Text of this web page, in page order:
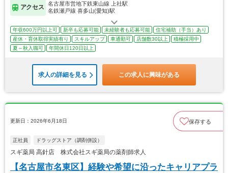
アクセス
名古屋市営地下鉄東山線 上社駅
名鉄瀬戸線 喜多山(愛知)駅
年収600万円以上可 新卒も応募可能 未経験者も応募可能
住宅補助（手当）あり
産休・育休取得実績有り
スキルアップ 車通勤可 店舗数30以上
積極採用中
夏～秋入職可
年間休日120日以上
求人の詳細を見る この求人に興味がある
更新日：2026年6月18日 保存する
正社員 ドラッグストア（調剤併設）
スギ薬局 高針店 株式会社スギ薬局の薬剤師求人
【名古屋市名東区】経験や希望に沿ったキャリアプラ